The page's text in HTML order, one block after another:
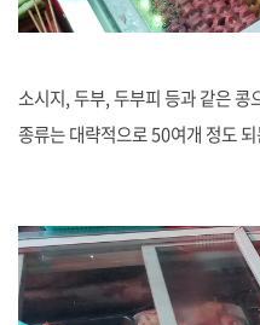
소시지, 두부, 두부피 등과 같은 콩
종류는 대략적으로 50여개 정도